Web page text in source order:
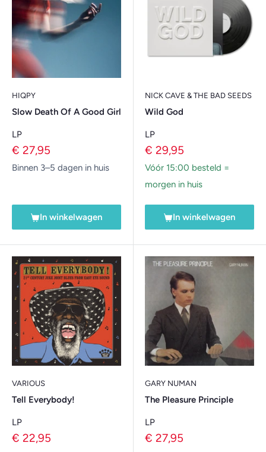
HIQPY
Slow Death Of A Good Girl
LP
Verkoopprijs
€ 27,95
Binnen 3–5 dagen in huis
In winkelwagen
NICK CAVE & THE BAD SEEDS
Wild God
LP
Verkoopprijs
€ 29,95
Vóór 15:00 besteld =
morgen in huis
In winkelwagen
VARIOUS
Tell Everybody!
LP
Verkoopprijs
€ 22,95
GARY NUMAN
The Pleasure Principle
LP
Verkoopprijs
€ 27,95